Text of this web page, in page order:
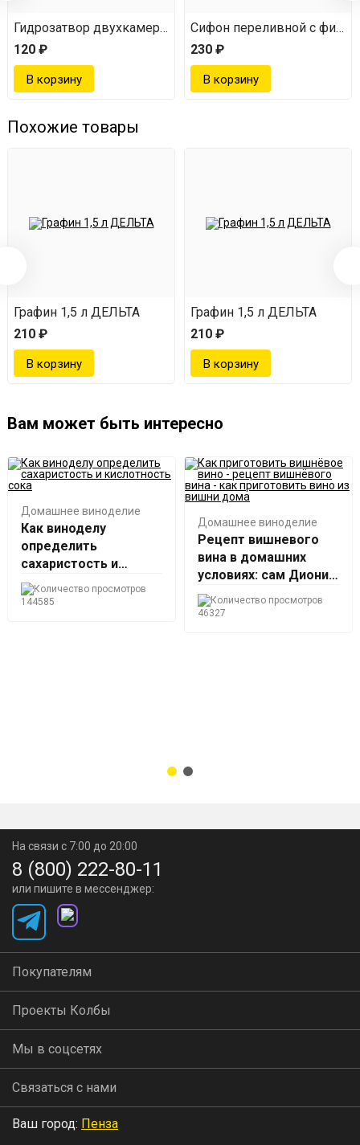
Гидрозатвор двухкамерный
120 ₽
Сифон переливной с
230 ₽
Похожие товары
Графин 1,5 л ДЕЛЬТА
210 ₽
Графин 1,5 л ДЕЛЬТА
210 ₽
Вам может быть интересно
Домашнее виноделие
Как виноделу
определить
сахаристость и
кислотность сока
144585
Домашнее виноделие
Рецепт вишневого
вина в домашних
условиях: сам Дионис
будет в шоке!
46327
На связи с 7:00 до 20:00
8 (800) 222-80-11
или пишите в мессенджер:
Покупателям
Проекты Колбы
Мы в соцсетях
Связаться с нами
Ваш город: Пенза